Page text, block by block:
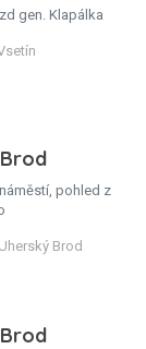
gen. Klapálka
pohled z
Brod